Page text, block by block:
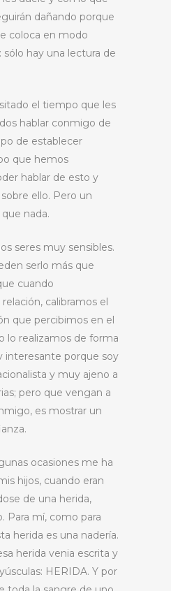
dañando porque
coloca en modo
sólo hay una lectura de
el tiempo que les
hablar conmigo de
de establecer
que hemos
hablar de esto y
ello. Pero un
nada.
seres muy sensibles.
serlo más que
cuando
calibramos el
que percibimos en el
lo realizamos de forma
interesante porque soy
y muy ajeno a
pero que vengan a
es mostrar un
ocasiones me ha
hijos, cuando eran
de una herida,
Para mí, como para
herida es una nadería.
herida venia escrita y
HERIDA. Y por